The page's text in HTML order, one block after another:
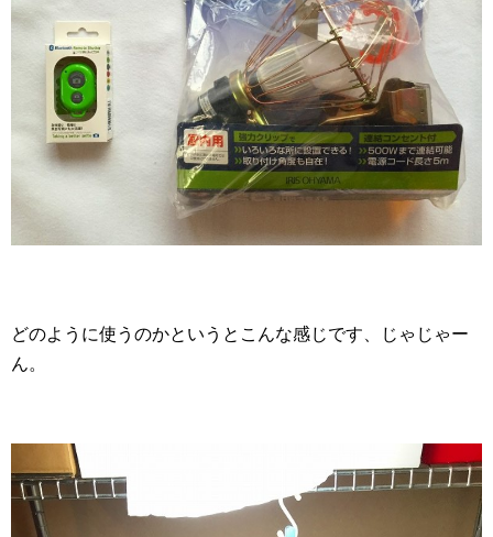
どのように使うのかというとこんな感じです、じゃじゃー
ん。